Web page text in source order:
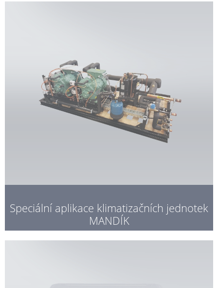
Speciální aplikace klimatizačních jednotek
MANDÍK